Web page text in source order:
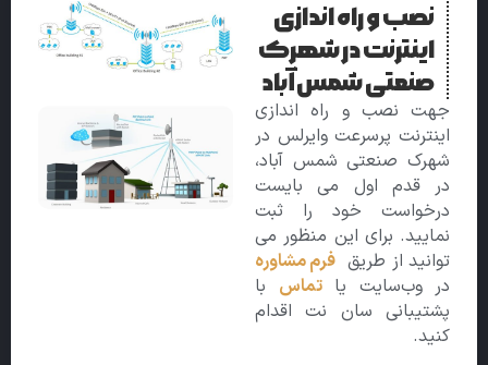
نصب و راه اندازی
اینترنت در شهرک
صنعتی شمس آباد
جهت نصب و راه اندازی
اینترنت پرسرعت وایرلس در
شهرک صنعتی شمس آباد،
در قدم اول می بایست
درخواست خود را ثبت
نمایید. برای این منظور می
توانید از طریق فرم مشاوره
در وب‌سایت یاتماس با
پشتیبانی سان نت اقدام
کنید.